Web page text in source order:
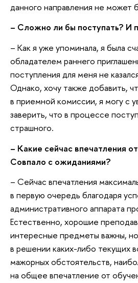
данного направления не может
– Сложно ли бы поступать? И
– Как я уже упоминала, я была
обладателем раннего
поступления для меня не
Однако, хочу также добавить,
в приемной комиссии, я могу с
заверить, что в процессе
страшного.
– Какие сейчас впечатления
Совпало с ожиданиями?
– Сейчас впечатления
в первую очередь благодаря
административного аппарата
Естественно, хорошие
интересные предметы важны,
в решении каких-либо текущих
мажорных обстоятельств,
на общее впечатление от